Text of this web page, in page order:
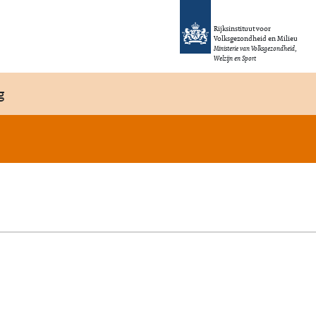
Rijksinstituut voor
Volksgezondheid en Milieu
Ministerie van Volksgezondheid,
Welzijn en Sport